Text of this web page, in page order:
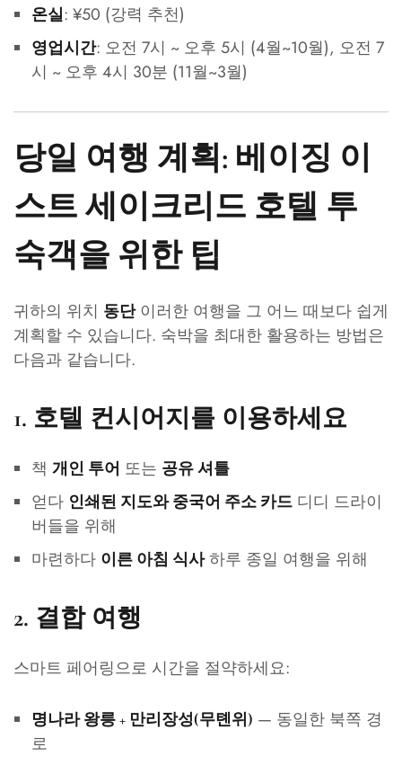
온실: ¥50 (강력 추천)
영업시간: 오전 7시 ~ 오후 5시 (4월~10월), 오전 7
시 ~ 오후 4시 30분 (11월~3월)
당일 여행 계획: 베이징 이
스트 세이크리드 호텔 투
숙객을 위한 팁
귀하의 위치 동단이러한 여행을 그 어느 때보다 쉽게
계획할 수 있습니다. 숙박을 최대한 활용하는 방법은
다음과 같습니다.
1. 호텔 컨시어지를 이용하세요
책 개인 투어 또는 공유 셔틀
얻다 인쇄된 지도와 중국어 주소 카드디디 드라이
버들을 위해
마련하다 이른 아침 식사하루 종일 여행을 위해
2. 결합 여행
스마트 페어링으로 시간을 절약하세요:
명나라 왕릉 + 만리장성(무톈위) — 동일한 북쪽 경
로